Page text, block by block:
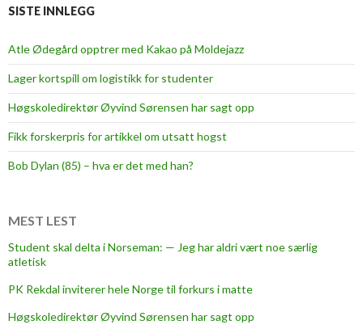
e
s
o
m
f
o
t
SISTE INNLEGG
Atle Ødegård opptrer med Kakao på Moldejazz
Lager kortspill om logistikk for studenter
Høgskoledirektør Øyvind Sørensen har sagt opp
Fikk forskerpris for artikkel om utsatt hogst
Bob Dylan (85) – hva er det med han?
MEST LEST
Student skal delta i Norseman: — Jeg har aldri vært noe særlig
atletisk
PK Rekdal inviterer hele Norge til forkurs i matte
Høgskoledirektør Øyvind Sørensen har sagt opp